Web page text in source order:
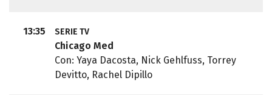
13:35 SERIE TV
Chicago Med
Con: Yaya Dacosta, Nick Gehlfuss, Torrey
Devitto, Rachel Dipillo